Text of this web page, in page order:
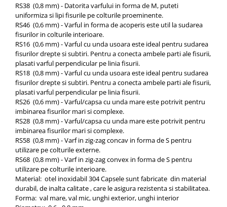
RS38 (0,8 mm) - Datorita varfului in forma de M, puteti
uniformiza si lipi fisurile pe colturile proeminente.
RS46 (0,6 mm) - Varful in forma de acoperis este util la sudarea
fisurilor in colturile interioare.
RS16 (0,6 mm) - Varful cu unda usoara este ideal pentru sudarea
fisurilor drepte si subtiri. Pentru a conecta ambele parti ale fisurii,
plasati varful perpendicular pe linia fisurii.
RS18 (0,8 mm) - Varful cu unda usoara este ideal pentru sudarea
fisurilor drepte si subtiri. Pentru a conecta ambele parti ale fisurii,
plasati varful perpendicular pe linia fisurii.
RS26 (0,6 mm) - Varful/capsa cu unda mare este potrivit pentru
imbinarea fisurilor mari si complexe.
RS28 (0,8 mm) - Varful/capsa cu unda mare este potrivit pentru
imbinarea fisurilor mari si complexe.
RS58 (0,8 mm) - Varf in zig-zag concav in forma de S pentru
utilizare pe colturile externe.
RS68 (0,8 mm) - Varf in zig-zag convex in forma de S pentru
utilizare pe colturile interioare.
Material: otel inoxidabil 304 Capsele sunt fabricate din material
durabil, de inalta calitate , care le asigura rezistenta si stabilitatea.
Forma: val mare, val mic, unghi exterior, unghi interior